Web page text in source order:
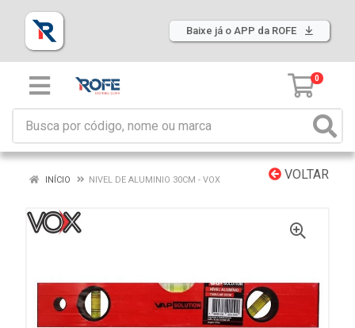
Baixe já o APP da ROFE
0
VOLTAR
INÍCIO NIVEL DE ALUMINIO 30CM - VOX